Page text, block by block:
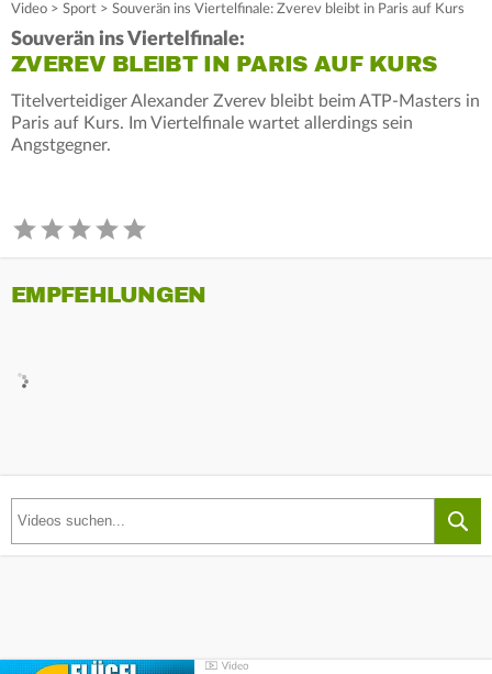
Video > Sport > Souverän ins Viertelfinale: Zverev bleibt in Paris auf Kurs
Souverän ins Viertelfinale:
ZVEREV BLEIBT IN PARIS AUF KURS
Titelverteidiger Alexander Zverev bleibt beim ATP-Masters in
Paris auf Kurs. Im Viertelfinale wartet allerdings sein
Angstgegner.
EMPFEHLUNGEN